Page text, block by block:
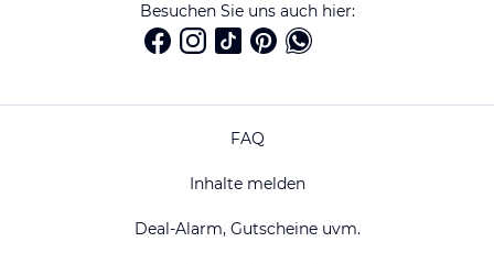
Besuchen Sie uns auch hier:
FAQ
Inhalte melden
Deal-Alarm, Gutscheine uvm.